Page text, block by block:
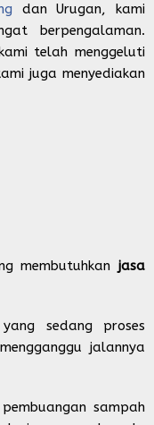
dan Urugan, kami
berpengalaman.
telah menggeluti
juga menyediakan
membutuhkan jasa
yang sedang proses
jalannya
sampah